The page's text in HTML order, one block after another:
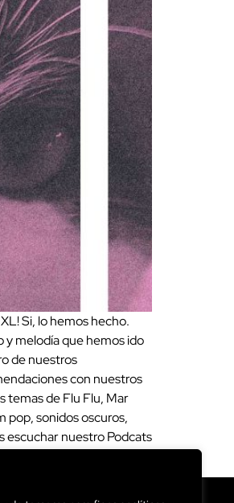
Si, lo hemos hecho.
y melodía que hemos ido
de nuestros
con nuestros
temas de Flu Flu, Mar
pop, sonidos oscuros,
escuchar nuestro Podcats